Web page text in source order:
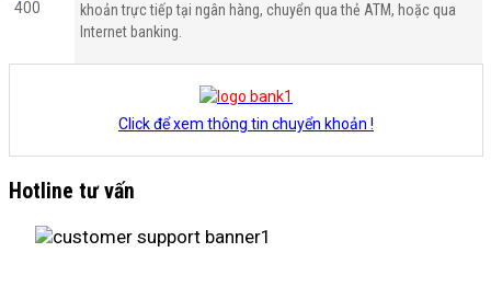
khoản trực tiếp tại ngân hàng, chuyển qua thẻ ATM, hoặc qua
Internet banking.
Click để xem thông tin chuyển khoản !
Hotline tư vấn